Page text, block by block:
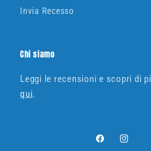
Invia Recesso
Chi siamo
Leggi le recensioni e scopri di
qui.
Facebook